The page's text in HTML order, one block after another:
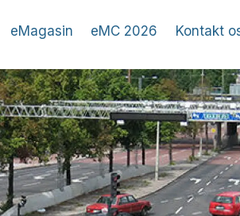
eMagasin eMC 2026 Kontakt